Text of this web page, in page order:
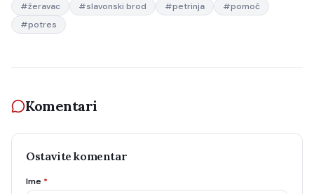
#žeravac #slavonski brod #petrinja #pomoć
#potres
Komentari
Ostavite komentar
Ime *